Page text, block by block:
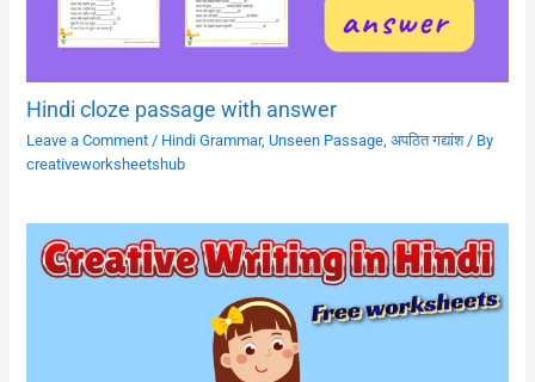
Hindi cloze passage with answer
Leave a Comment / Hindi Grammar,Unseen Passage ,अपठित गद्यांश/ By
creativeworksheetshub